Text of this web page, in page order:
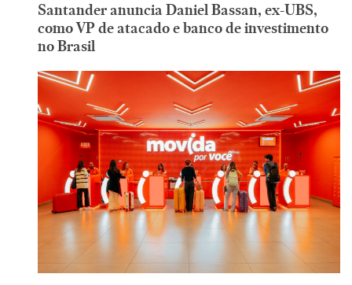
Santander anuncia Daniel Bassan, ex-UBS,
como VP de atacado e banco de investimento
no Brasil